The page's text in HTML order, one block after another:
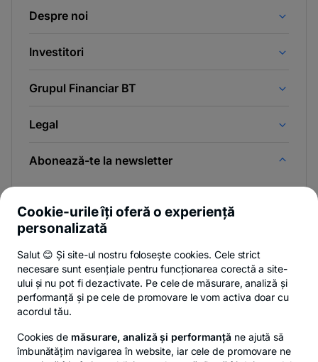
Despre noi
Investitori
Grupul Financiar BT
Legal
Abonează-te la newsletter
Și afli primul noutățile de pe Newsroom & Blogul BT.
Poți renunța oricând,vezi detalii.
Privacy Hub Politica de confidențialitate Politica de cookies
Cookie-urile îți oferă o experiență
personalizată
Salut 😊 Și site-ul nostru folosește cookies. Cele strict
necesare sunt esențiale pentru funcționarea corectă a site-
ului și nu pot fi dezactivate. Pe cele de măsurare, analiză și
performanță și pe cele de promovare le vom activa doar cu
acordul tău.
Cookies de măsurare, analiză și performanță ne ajută să
îmbunătățim navigarea în website, iar cele de promovare ne